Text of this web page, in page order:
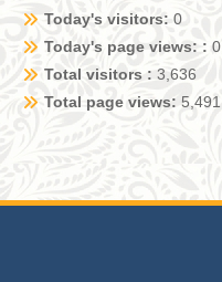
Today's visitors: 0
Today's page views: : 0
Total visitors : 3,636
Total page views: 5,491